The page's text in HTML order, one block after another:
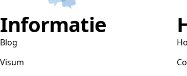
Informatie
Blog
Visum